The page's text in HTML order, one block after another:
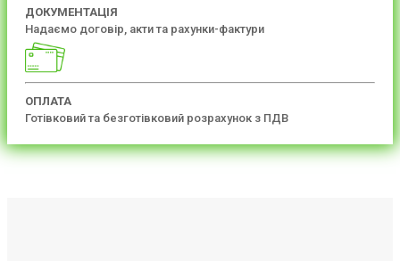
ДОКУМЕНТАЦІЯ
Надаємо договір, акти та рахунки-фактури
ОПЛАТА
Готівковий та безготівковий розрахунок з ПДВ